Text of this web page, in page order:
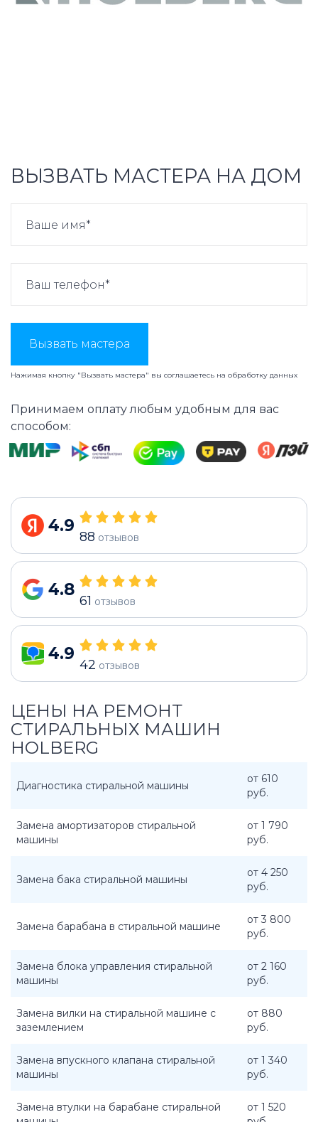
ВЫЗВАТЬ МАСТЕРА НА ДОМ
Вызвать мастера
Нажимая кнопку "Вызвать мастера" вы соглашаетесь на обработку данных
Принимаем оплату любым удобным для вас
способом:
4.9
88 отзывов
4.8
61 отзывов
4.9
42 отзывов
ЦЕНЫ НА РЕМОНТ
СТИРАЛЬНЫХ МАШИН
HOLBERG
Диагностика стиральной машины
от 610
руб.
Замена амортизаторов стиральной
машины
от 1 790
руб.
Замена бака стиральной машины
от 4 250
руб.
Замена барабана в стиральной машине
от 3 800
руб.
Замена блока управления стиральной
машины
от 2 160
руб.
Замена вилки на стиральной машине с
заземлением
от 880
руб.
Замена впускного клапана стиральной
машины
от 1 340
руб.
Замена втулки на барабане стиральной
от 1 520